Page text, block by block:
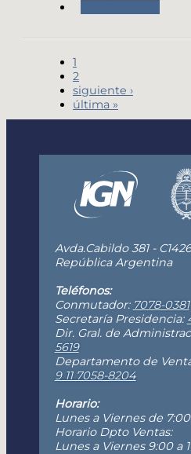
1
2
siguiente ›
última »
Avda.Cabildo 381 -
República Argentina
Teléfonos:
Conmutador: 7078-0381
Secretaría Presidencia:
Dir. Gral. de
5619
Departamento de
9 11 7058-8204
Horario:
Lunes a Viernes de 7:00
Horario Dpto Ventas:
Lunes a Viernes 9:00 a